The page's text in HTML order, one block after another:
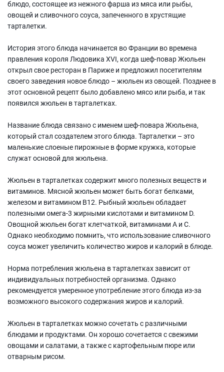
блюдо, состоящее из нежного фарша из мяса или рыбы,
овощей и сливочного соуса, запеченного в хрустящие
тарталетки.
История этого блюда начинается во Франции во времена
правления короля Людовика XVI, когда шеф-повар Жюльен
открыл свое ресторан в Париже и предложил посетителям
своего заведения новое блюдо – жюльен из овощей. Позднее в
этот основной рецепт было добавлено мясо или рыба, и так
появился жюльен в тарталетках.
Название блюда связано с именем шеф-повара Жюльена,
который стал создателем этого блюда. Тарталетки – это
маленькие слоеные пирожные в форме кружка, которые
служат основой для жюльена.
Жюльен в тарталетках содержит много полезных веществ и
витаминов. Мясной жюльен может быть богат белками,
железом и витамином В12. Рыбный жюльен обладает
полезными омега-3 жирными кислотами и витамином D.
Овощной жюльен богат клетчаткой, витаминами А и С.
Однако необходимо помнить, что использование сливочного
соуса может увеличить количество жиров и калорий в блюде.
Норма потребления жюльена в тарталетках зависит от
индивидуальных потребностей организма. Однако
рекомендуется умеренное употребление этого блюда из-за
возможного высокого содержания жиров и калорий.
Жюльен в тарталетках можно сочетать с различными
блюдами и продуктами. Он хорошо сочетается с свежими
овощами и салатами, а также с картофельным пюре или
отварным рисом.